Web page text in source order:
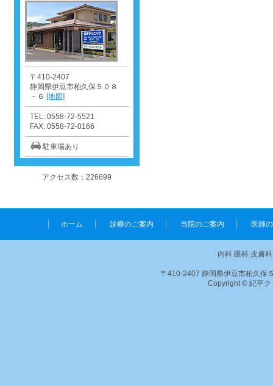
〒410-2407
静岡県伊豆市柏久保５０８
－６ [地図]
TEL: 0558-72-5521
FAX: 0558-72-0166
駐車場あり
アクセス数：226699
ホーム 診療のご案内 当院のご案内 医師
内科 眼科 皮膚
〒410-2407 静岡県伊豆市柏久保
Copyright © 紀平ク